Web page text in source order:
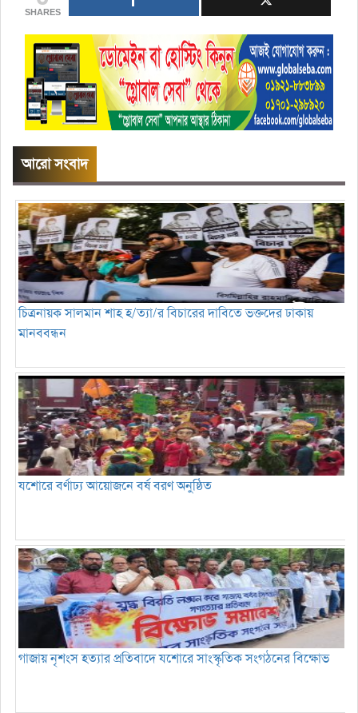
SHARES
আরো সংবাদ
চিত্রনায়ক সালমান শাহ হ/ত্যা/র বিচারের দাবিতে ভক্তদের ঢাকায়
মানববন্ধন
যশোরে বর্ণাঢ্য আয়োজনে বর্ষ বরণ অনুষ্ঠিত
গাজায় নৃশংস হত্যার প্রতিবাদে যশোরে সাংস্কৃতিক সংগঠনের বিক্ষোভ